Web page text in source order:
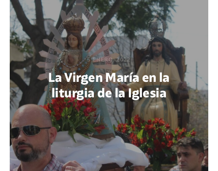
5 ENERO, 2022
La Virgen María en la
liturgia de la Iglesia
POR JOHN SERGIO REYES LEÓN